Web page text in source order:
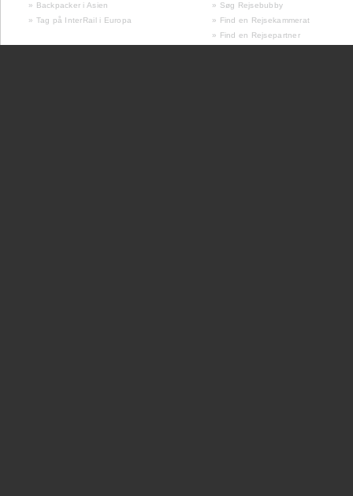
» Backpacker i Asien
» Søg Rejsebubby
» Tag på InterRail i Europa
» Find en Rejsekammerat
» Find en Rejsepartner